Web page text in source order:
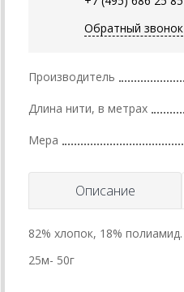
Обратный звонок
Производитель
Длина нити, в метрах
Мера
Описание
82% хлопок, 18% полиамид.
25м- 50г